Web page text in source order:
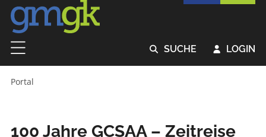
 SUCHE  LOGIN
Portal
100 Jahre GCSAA – Zeitreise